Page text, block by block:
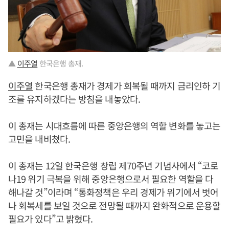
▲이주열 한국은행 총재.
이주열 한국은행 총재가 경제가 회복될 때까지 금리인하 기
조를 유지하겠다는 방침을 내놓았다.
이 총재는 시대흐름에 따른 중앙은행의 역할 변화를 놓고는
고민을 내비쳤다.
이 총재는 12일 한국은행 창립 제70주년 기념사에서 “코로
나19 위기 극복을 위해 중앙은행으로서 필요한 역할을 다
해나갈 것”이라며 “통화정책은 우리 경제가 위기에서 벗어
나 회복세를 보일 것으로 전망될 때까지 완화적으로 운용할
필요가 있다”고 밝혔다.